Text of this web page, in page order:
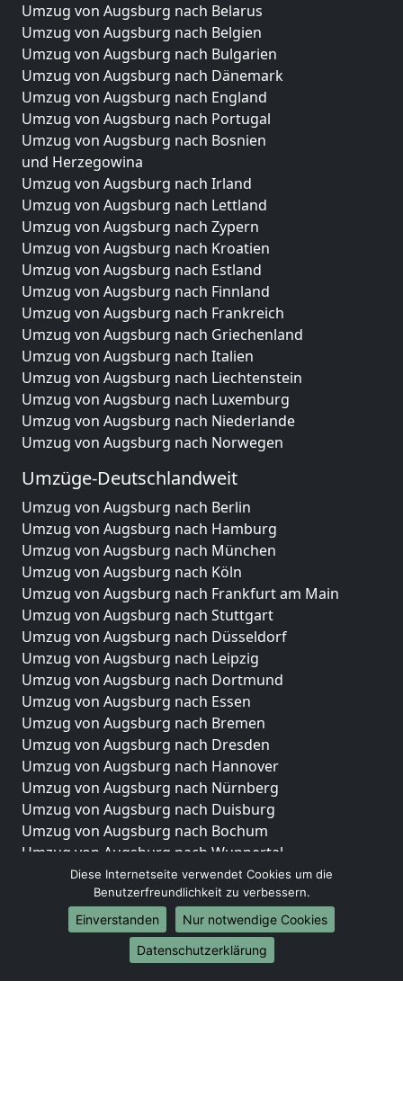
Umzug von Augsburg nach Belarus
Umzug von Augsburg nach Belgien
Umzug von Augsburg nach Bulgarien
Umzug von Augsburg nach Dänemark
Umzug von Augsburg nach England
Umzug von Augsburg nach Portugal
Umzug von Augsburg nach Bosnien
und Herzegowina
Umzug von Augsburg nach Irland
Umzug von Augsburg nach Lettland
Umzug von Augsburg nach Zypern
Umzug von Augsburg nach Kroatien
Umzug von Augsburg nach Estland
Umzug von Augsburg nach Finnland
Umzug von Augsburg nach Frankreich
Umzug von Augsburg nach Griechenland
Umzug von Augsburg nach Italien
Umzug von Augsburg nach Liechtenstein
Umzug von Augsburg nach Luxemburg
Umzug von Augsburg nach Niederlande
Umzug von Augsburg nach Norwegen
Umzüge-Deutschlandweit
Umzug von Augsburg nach Berlin
Umzug von Augsburg nach Hamburg
Umzug von Augsburg nach München
Umzug von Augsburg nach Köln
Umzug von Augsburg nach Frankfurt am Main
Umzug von Augsburg nach Stuttgart
Umzug von Augsburg nach Düsseldorf
Umzug von Augsburg nach Leipzig
Umzug von Augsburg nach Dortmund
Umzug von Augsburg nach Essen
Umzug von Augsburg nach Bremen
Umzug von Augsburg nach Dresden
Umzug von Augsburg nach Hannover
Umzug von Augsburg nach Nürnberg
Umzug von Augsburg nach Duisburg
Umzug von Augsburg nach Bochum
Umzug von Augsburg nach Wuppertal
Umzug von Augsburg nach Bielefeld
Umzug von Augsburg nach Bonn
Umzug von Augsburg nach Münster
Internationale-Umzüge
Umzug von Augsburg nach Brasilien
Diese Internetseite verwendet Cookies um die
Benutzerfreundlichkeit zu verbessern.
Einverstanden
Nur notwendige Cookies
Datenschutzerklärung